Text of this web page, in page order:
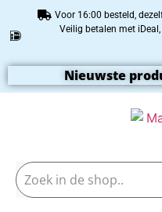
Voor 16:00 besteld,
Veilig betalen met iDeal,
Nieuwste